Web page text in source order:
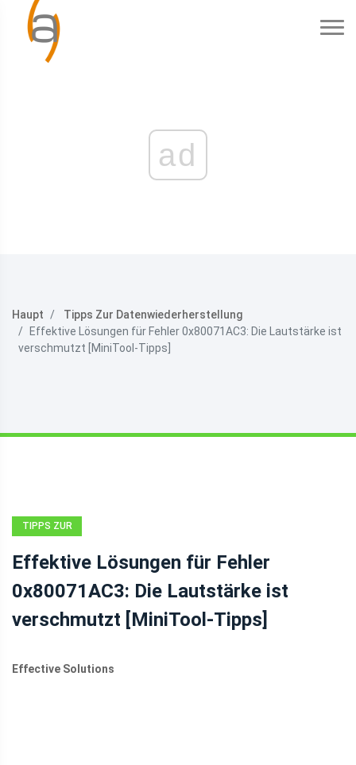
ad
Haupt
Tipps Zur Datenwiederherstellung
Effektive Lösungen für Fehler 0x80071AC3: Die Lautstärke ist
verschmutzt [MiniTool-Tipps]
TIPPS ZUR
Effektive Lösungen für Fehler
0x80071AC3: Die Lautstärke ist
verschmutzt [MiniTool-Tipps]
Effective Solutions